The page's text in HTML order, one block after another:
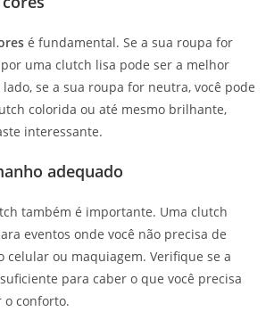
é fundamental. Se a sua roupa for
uma clutch lisa pode ser a melhor
se a sua roupa for neutra, você pode
colorida ou até mesmo brilhante,
interessante.
adequado
também é importante. Uma clutch
eventos onde você não precisa de
celular ou maquiagem. Verifique se a
para caber o que você precisa
o conforto.